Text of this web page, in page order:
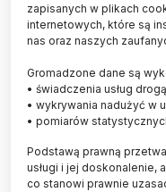
zapisanych w plikach
internetowych, które są
nas oraz naszych
Gromadzone dane są
• świadczenia usług
• wykrywania nadużyć w
• pomiarów
Podstawą prawną
usługi i jej doskonalenie,
co stanowi prawnie